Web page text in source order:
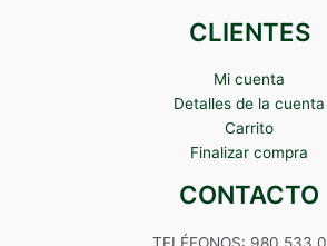
CLIENTES
Mi cuenta
Detalles de la cuenta
Carrito
Finalizar compra
CONTACTO